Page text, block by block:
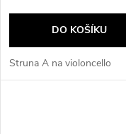
DO KOŠÍKU
Struna A na violoncello